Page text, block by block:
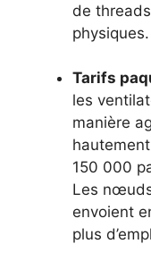
de
physiques.
Tarifs
les
manière
150 000
Les
envoient
plus